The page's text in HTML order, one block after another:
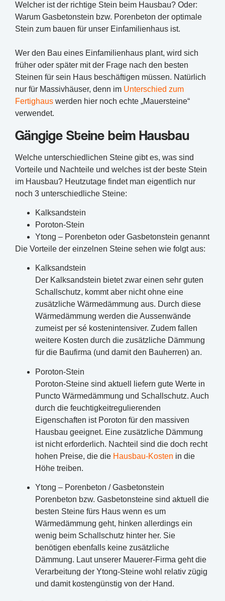
Welcher ist der richtige Stein beim Hausbau? Oder:
Warum Gasbetonstein bzw. Porenbeton der optimale
Stein zum bauen für unser Einfamilienhaus ist.
Wer den Bau eines Einfamilienhaus plant, wird sich
früher oder später mit der Frage nach den besten
Steinen für sein Haus beschäftigen müssen. Natürlich
nur für Massivhäuser, denn im Unterschied zum
Fertighaus werden hier noch echte „Mauersteine“
verwendet.
Gängige Steine beim Hausbau
Welche unterschiedlichen Steine gibt es, was sind
Vorteile und Nachteile und welches ist der beste Stein
im Hausbau? Heutzutage findet man eigentlich nur
noch 3 unterschiedliche Steine:
Kalksandstein
Poroton-Stein
Ytong – Porenbeton oder Gasbetonstein genannt
Die Vorteile der einzelnen Steine sehen wie folgt aus:
Kalksandstein
Der Kalksandstein bietet zwar einen sehr guten
Schallschutz, kommt aber nicht ohne eine
zusätzliche Wärmedämmung aus. Durch diese
Wärmedämmung werden die Aussenwände
zumeist per sé kostenintensiver. Zudem fallen
weitere Kosten durch die zusätzliche Dämmung
für die Baufirma (und damit den Bauherren) an.
Poroton-Stein
Poroton-Steine sind aktuell liefern gute Werte in
Puncto Wärmedämmung und Schallschutz. Auch
durch die feuchtigkeitregulierenden
Eigenschaften ist Poroton für den massiven
Hausbau geeignet. Eine zusätzliche Dämmung
ist nicht erforderlich. Nachteil sind die doch recht
hohen Preise, die die Hausbau-Kosten in die
Höhe treiben.
Ytong – Porenbeton / Gasbetonstein
Porenbeton bzw. Gasbetonsteine sind aktuell die
besten Steine fürs Haus wenn es um
Wärmedämmung geht, hinken allerdings ein
wenig beim Schallschutz hinter her. Sie
benötigen ebenfalls keine zusätzliche
Dämmung. Laut unserer Mauerer-Firma geht die
Verarbeitung der Ytong-Steine wohl relativ zügig
und damit kostengünstig von der Hand.